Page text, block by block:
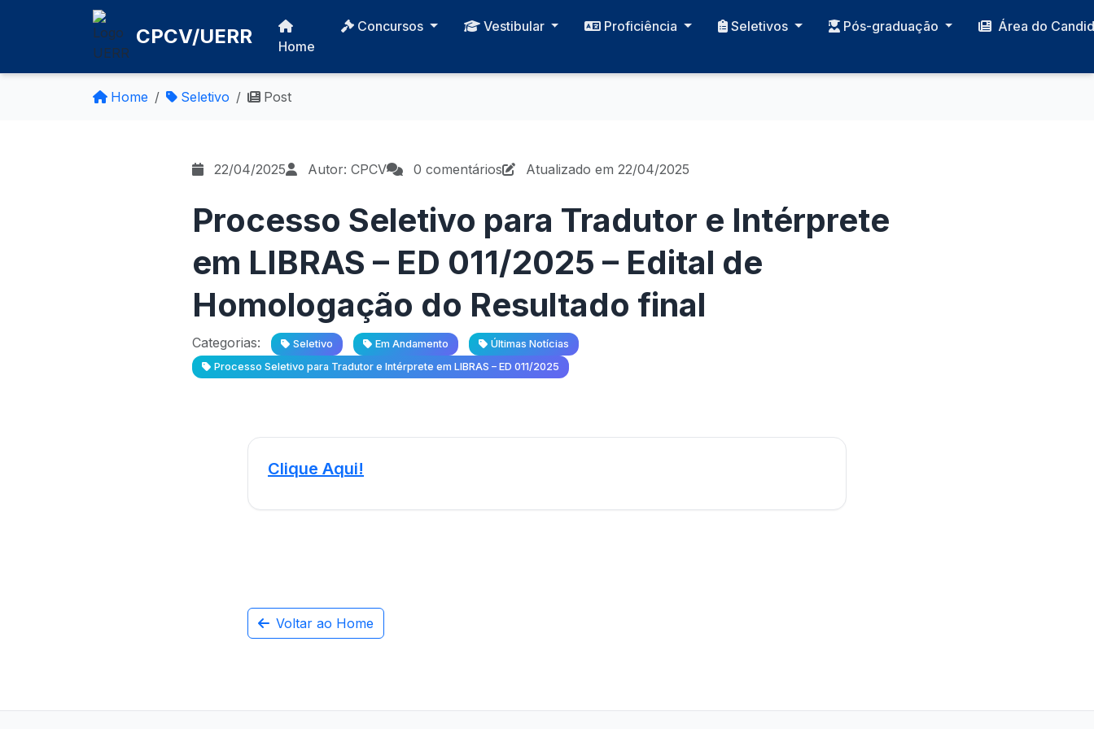
CPCV/UERR Home
Concursos Vestibular Proficiência Seletivos Pós-graduação Área do
Home Seletivo Post
22/04/2025 Autor: CPCV 0 comentários Atualizado em 22/04/2025
Processo Seletivo para Tradutor e Intérprete
em LIBRAS – ED 011/2025 – Edital de
Homologação do Resultado final
Categorias: Seletivo Em Andamento
Últimas Notícias
Processo Seletivo para Tradutor e Intérprete em LIBRAS – ED 011/2025
Clique Aqui!
Voltar ao Home